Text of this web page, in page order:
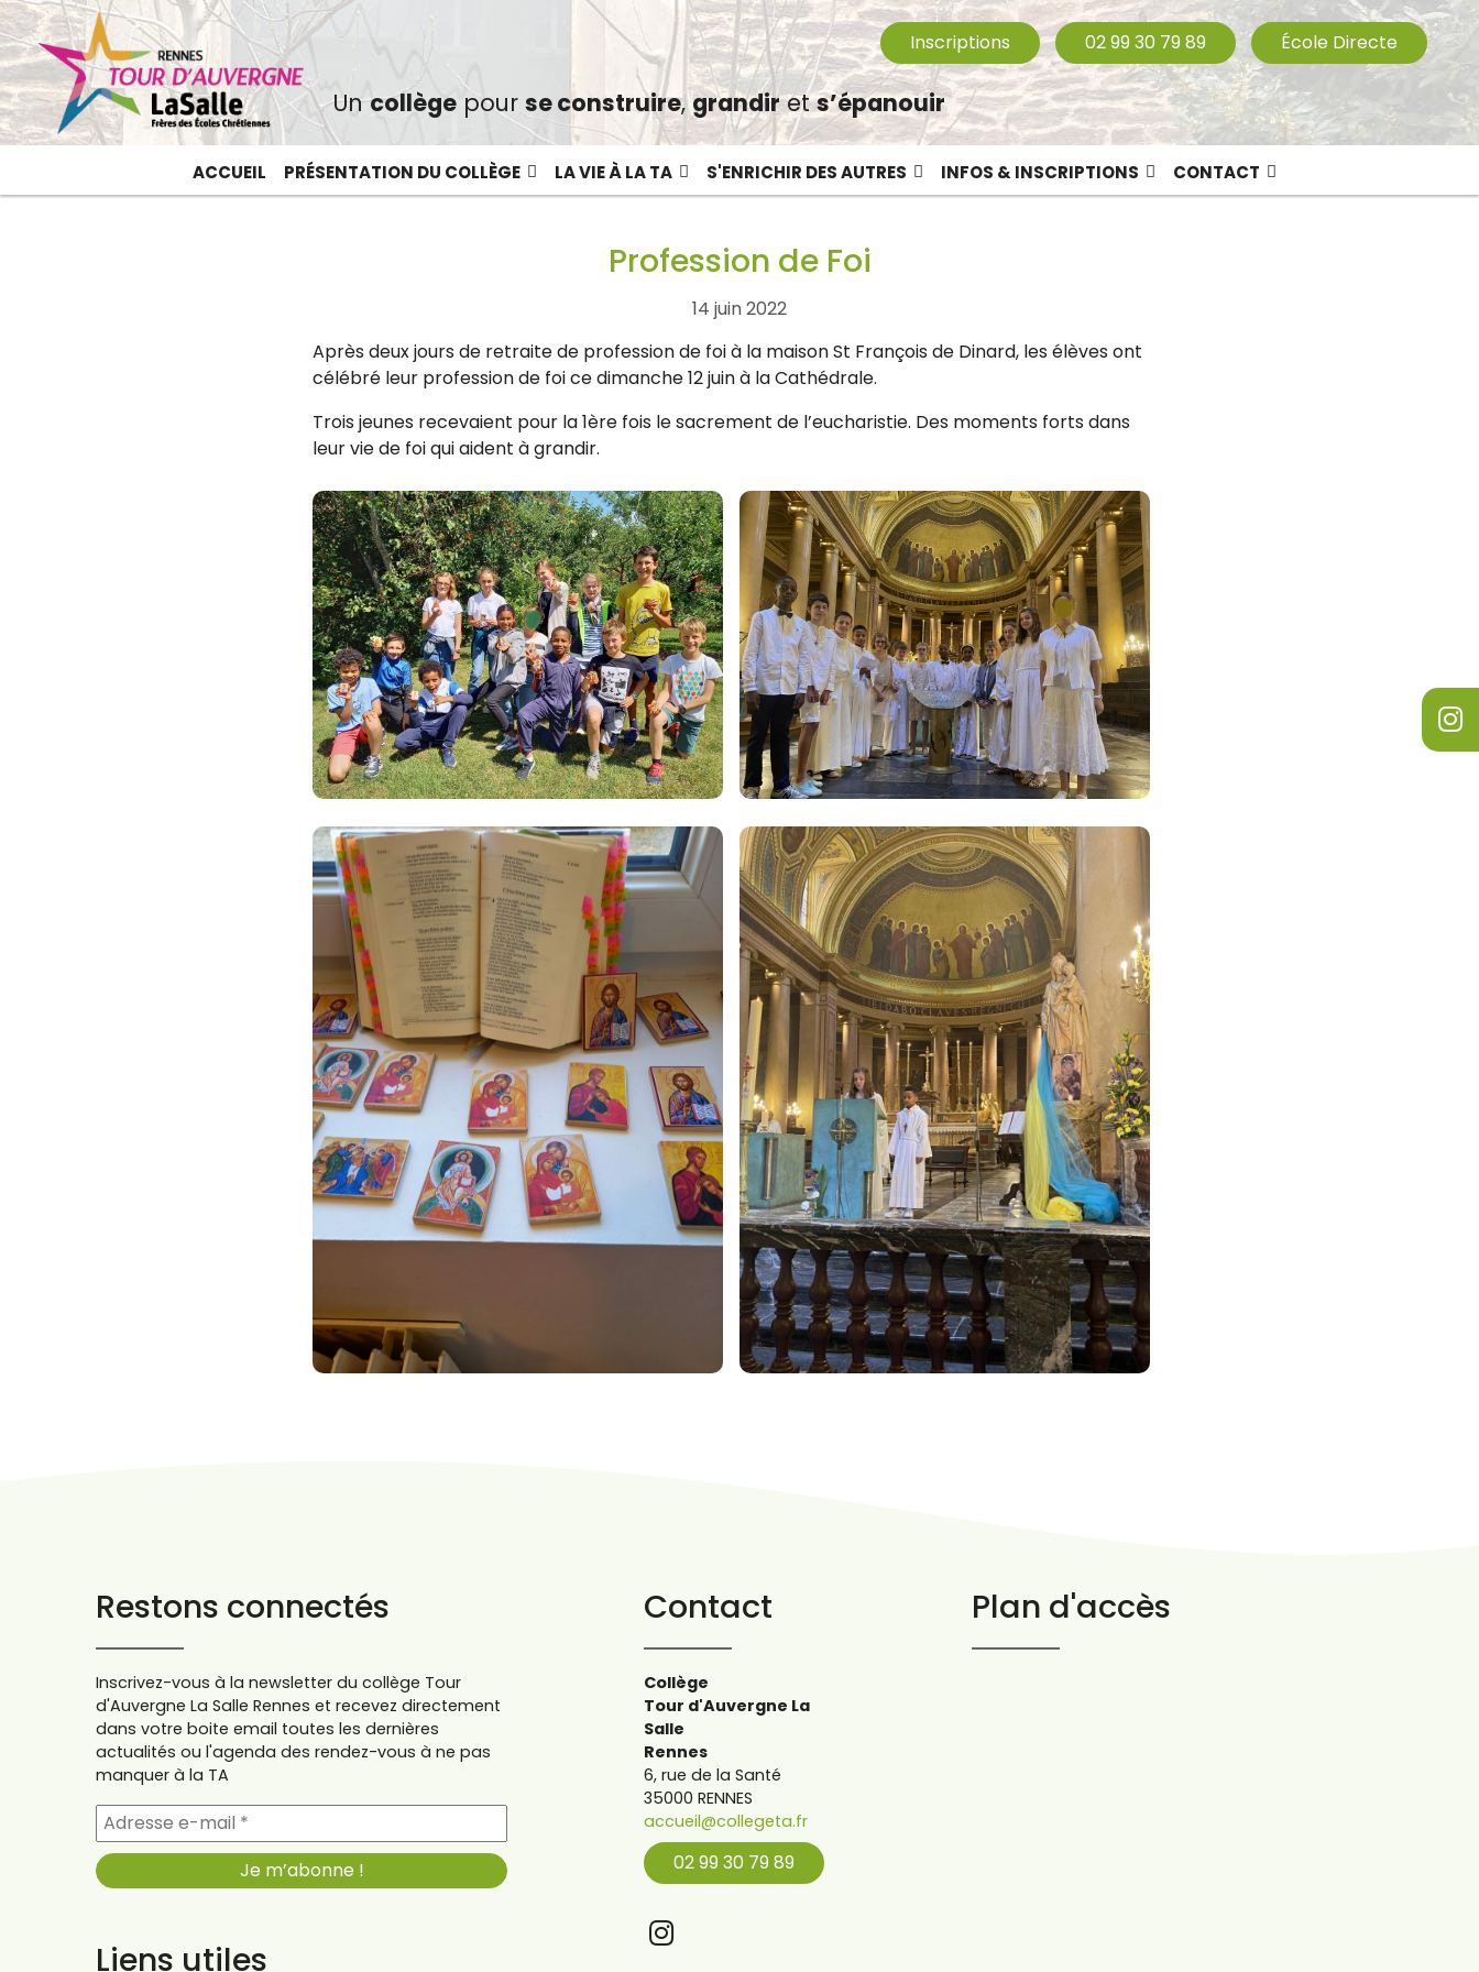
Inscriptions 02 99 30 79 89 École Directe
Uncollègepour se construire,grandirets’épanouir
ACCUEIL PRÉSENTATION DU COLLÈGE LA VIE À LA TA S'ENRICHIR DES AUTRES INFOS & INSCRIPTIONS CONTACT
Profession de Foi
14 juin 2022
Après deux jours de retraite de profession de foi à la maison St François de Dinard, les élèves ont
célébré leur profession de foi ce dimanche 12 juin à la Cathédrale.
Trois jeunes recevaient pour la 1ère fois le sacrement de l’eucharistie. Des moments forts dans
leur vie de foi qui aident à grandir.
Restons connectés
Inscrivez-vous à la newsletter du collège Tour
d'Auvergne La Salle Rennes et recevez directement
dans votre boite email toutes les dernières
actualités ou l'agenda des rendez-vous à ne pas
manquer à la TA
Liens utiles
Contact
Collège
Tour d'Auvergne La
Salle
Rennes
6, rue de la Santé
35000 RENNES
accueil@collegeta.fr
02 99 30 79 89
Plan d'accès